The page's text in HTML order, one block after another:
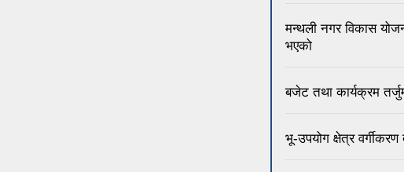
मन्थली नगर विकास
भएको
बजेट तथा कार्यक्रम
भू-उपयोग क्षेत्र